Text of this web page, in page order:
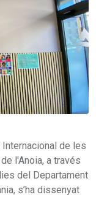
de les
l'Anoia, a través
del Departament
s’ha dissenyat